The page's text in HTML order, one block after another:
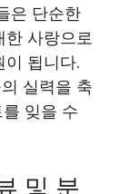
은 단순한
한 사랑으로
됩니다.
실력을 축
잊을 수
및 분